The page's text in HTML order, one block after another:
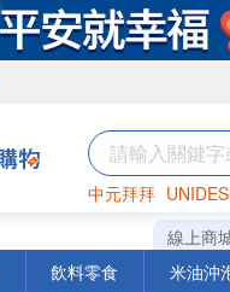
中元拜拜
罐頭 海苔
線上商
飲料零食 米油沖